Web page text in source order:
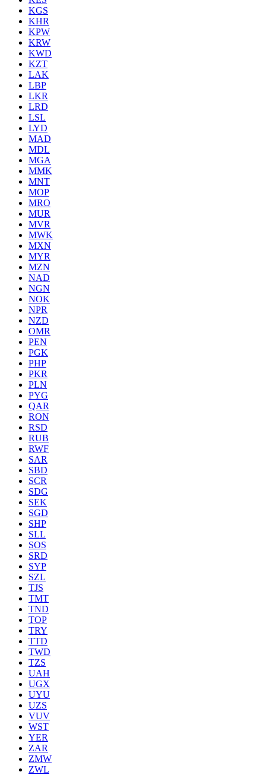
KGS
KHR
KPW
KRW
KWD
KZT
LAK
LBP
LKR
LRD
LSL
LYD
MAD
MDL
MGA
MMK
MNT
MOP
MRO
MUR
MVR
MWK
MXN
MYR
MZN
NAD
NGN
NOK
NPR
NZD
OMR
PEN
PGK
PHP
PKR
PLN
PYG
QAR
RON
RSD
RUB
RWF
SAR
SBD
SCR
SDG
SEK
SGD
SHP
SLL
SOS
SRD
SYP
SZL
TJS
TMT
TND
TOP
TRY
TTD
TWD
TZS
UAH
UGX
UYU
UZS
VUV
WST
YER
ZAR
ZMW
ZWL